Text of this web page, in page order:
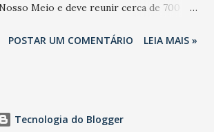
Meio e deve reunir cerca de 700
Nacional. Desde 2022, o NM2B
3corações, TikTok e M. Dias Branco.
POSTAR UM COMENTÁRIO LEIA MAIS »
Tecnologia do Blogger